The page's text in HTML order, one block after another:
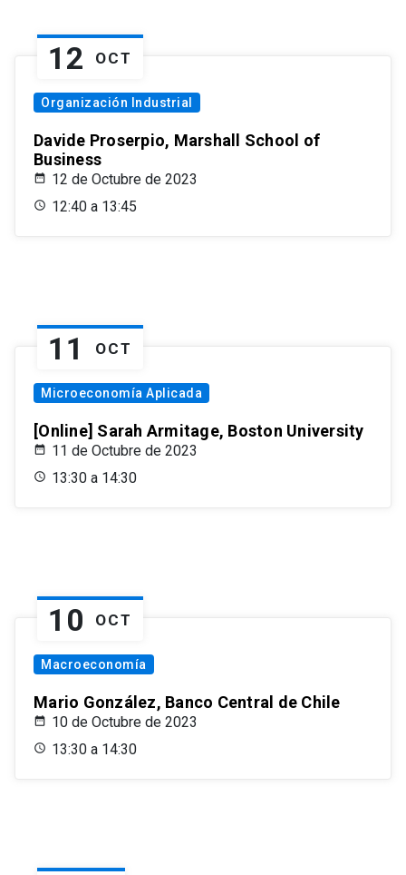
12 OCT
Organización Industrial
Davide Proserpio, Marshall School of
Business
12 de Octubre de 2023
12:40 a 13:45
11 OCT
Microeconomía Aplicada
[Online] Sarah Armitage, Boston University
11 de Octubre de 2023
13:30 a 14:30
10 OCT
Macroeconomía
Mario González, Banco Central de Chile
10 de Octubre de 2023
13:30 a 14:30